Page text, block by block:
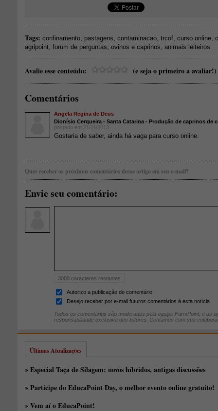
Tags: confinamento pastagens contaminacao trcof curso online
agripoint forum de perguntas ovinos e caprinos animais leiteiros
Avalie esse conteúdo: (e seja o primeiro a avaliar!)
Comentários
Angela Regina de Deus
Dionísio Cerqueira - Santa Catarina - Produção de caprinos de
postado em 21/11/2013
Gostaria de saber, ainda há vaga para curso online.
Quer receber os próximos comentários desse artigo em seu e-mail?
Envie seu comentário:
3000 caracteres restantes
Autorizo a publicação do comentário
Desejo receber por e-mail futuros comentários à esta notícia
Todos os comentários são moderados pela equipe FarmPoint, e as
responsabilidade exclusiva dos leitores. Contamos com sua
Últimas Atualizações
» Especial Taça de Silagem: novos híbridos, antigas discussões
» Participe do EducaPoint Day, o melhor evento online gratuito!
» Vem aí o EducaPoint!